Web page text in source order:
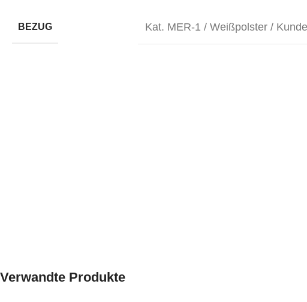
BEZUG Kat. MER-1 / Weißpolster /
Verwandte Produkte